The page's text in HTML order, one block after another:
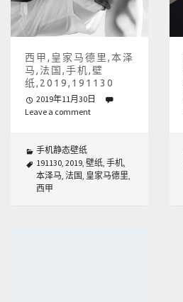
西甲,皇家马德里,本泽
马,法国,手机,壁
纸,2019,191130
2019年11月30日
Leave a comment
手机静态壁纸
191130, 2019, 壁纸, 手机,
本泽马, 法国, 皇家马德里,
西甲